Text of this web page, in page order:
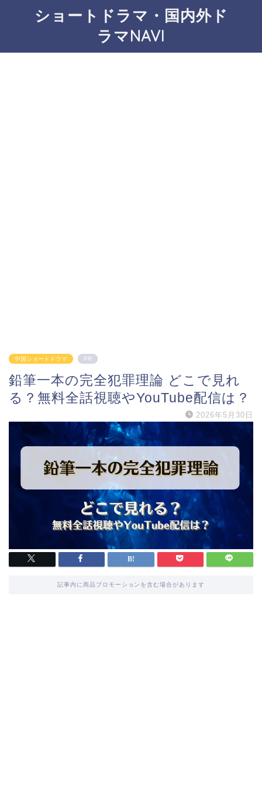
ショートドラマ・国内外ド
ラマNAVI
中国ショートドラマ PR
鉛筆一本の完全犯罪理論 どこで見れ
る？無料全話視聴やYouTube配信は？
2026年5月30日
記事内に商品プロモーションを含む場合があります